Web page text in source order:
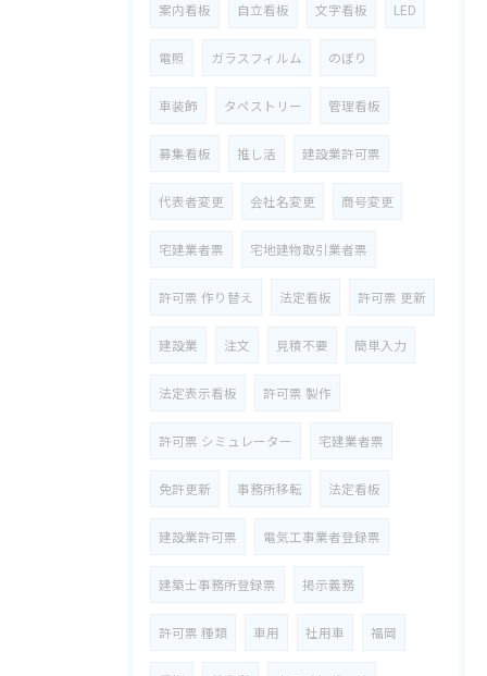
案内看板 自立看板 文字看板 LED
電照 ガラスフィルム のぼり
車装飾 タペストリー 管理看板
募集看板 推し活 建設業許可票
代表者変更 会社名変更 商号変更
宅建業者票 宅地建物取引業者票
許可票 作り替え 法定看板 許可票 更新
建設業 注文 見積不要 簡単入力
法定表示看板 許可票 製作
許可票 シミュレーター 宅建業者票
免許更新 事務所移転 法定看板
建設業許可票 電気工事業者登録票
建築士事務所登録票 掲示義務
許可票 種類 車用 社用車 福岡